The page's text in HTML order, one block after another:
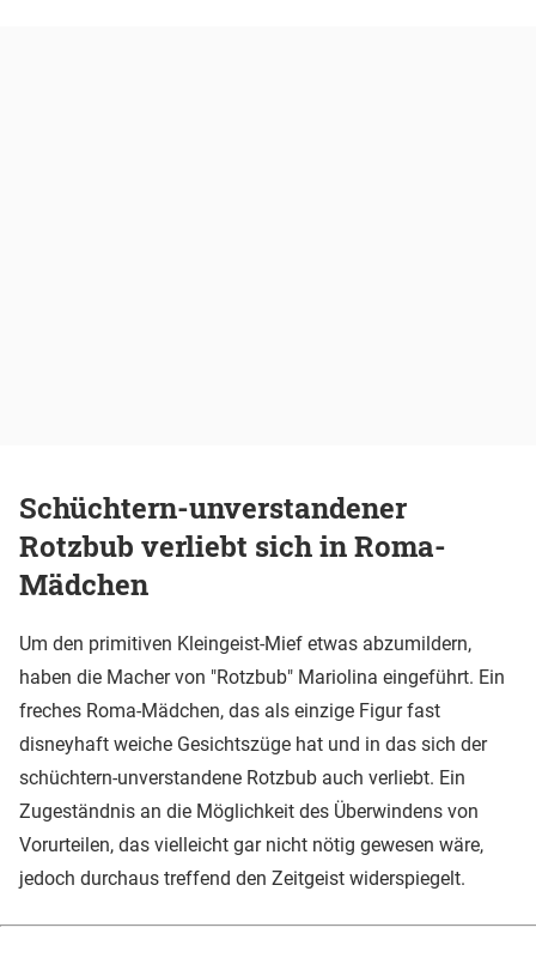
Schüchtern-unverstandener
Rotzbub verliebt sich in Roma-
Mädchen
Um den primitiven Kleingeist-Mief etwas abzumildern,
haben die Macher von "Rotzbub" Mariolina eingeführt. Ein
freches Roma-Mädchen, das als einzige Figur fast
disneyhaft weiche Gesichtszüge hat und in das sich der
schüchtern-unverstandene Rotzbub auch verliebt. Ein
Zugeständnis an die Möglichkeit des Überwindens von
Vorurteilen, das vielleicht gar nicht nötig gewesen wäre,
jedoch durchaus treffend den Zeitgeist widerspiegelt.